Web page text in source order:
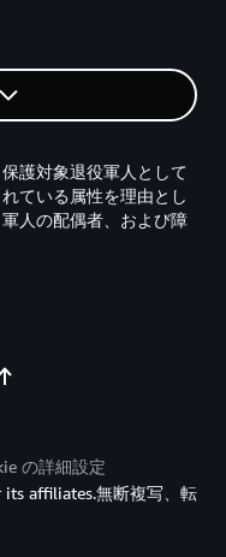
護対象退役軍人として
ている属性を理由とし
人の配偶者、および障
の詳細設定
its affiliates.無断複写、転